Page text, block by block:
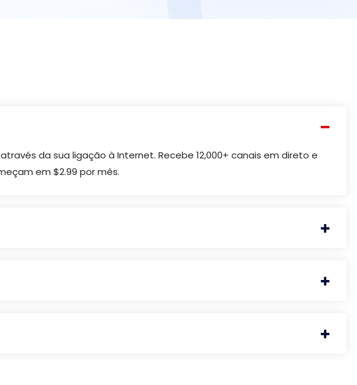
da sua ligação à Internet. Recebe 12,000+ canais em direto e
em $2.99 por mês.